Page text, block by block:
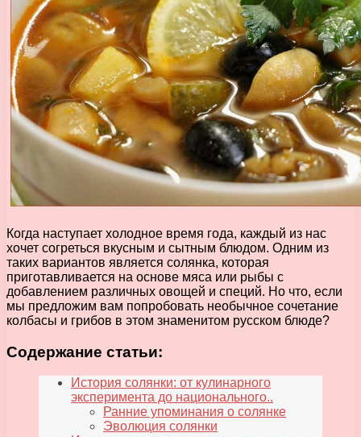
Когда наступает холодное время года, каждый из нас
хочет согреться вкусным и сытным блюдом. Одним из
таких вариантов является солянка, которая
приготавливается на основе мяса или рыбы с
добавлением различных овощей и специй. Но что, если
мы предложим вам попробовать необычное сочетание
колбасы и грибов в этом знаменитом русском блюде?
Содержание статьи:
История солянки: от кулинарного
эксперимента до национального..
Ранние упоминания о солянке
Эволюция солянки